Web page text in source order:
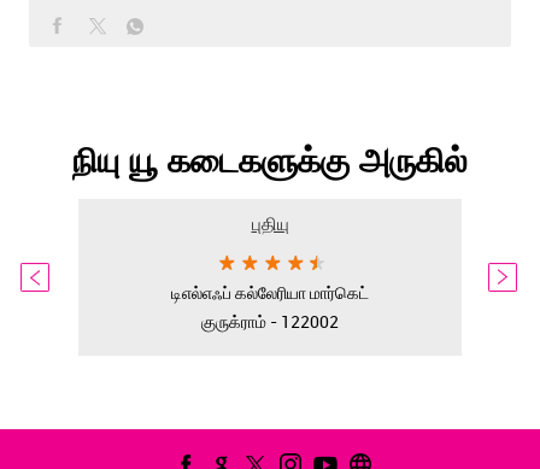
நியு யூ கடைகளுக்கு அருகில்
புதியு
டிஎல்எஃப் கல்லேரியா மார்கெட்
குருக்ராம் - 122002